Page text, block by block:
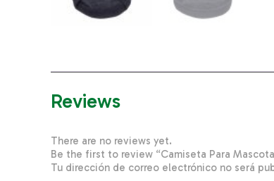
Reviews
There are no reviews yet.
Be the first to review “Camiseta Para
Tu dirección de correo electrónico no será